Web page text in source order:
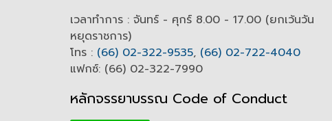
เวลาทำการ : จันทร์ - ศุกร์ 8.00 - 17.00 (ยกเว้นวัน
หยุดราชการ)
โทร : (66) 02-322-9535, (66) 02-722-4040
แฟกซ์: (66) 02-322-7990
หลักจรรยาบรรณ Code of Conduct